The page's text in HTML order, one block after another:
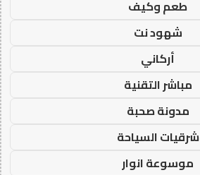
طعم وكيف
شهود نت
أركاني
مباشر التقنية
مدونة صحبة
شرقيات السياحة
موسوعة انوار